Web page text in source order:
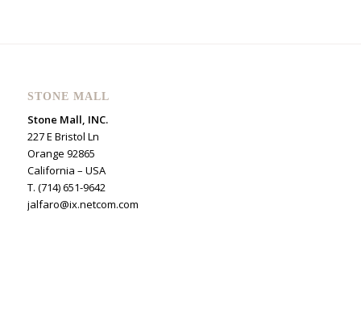
STONE MALL
Stone Mall, INC.
227 E Bristol Ln
Orange 92865
California – USA
T. (714) 651-9642
jalfaro@ix.netcom.com